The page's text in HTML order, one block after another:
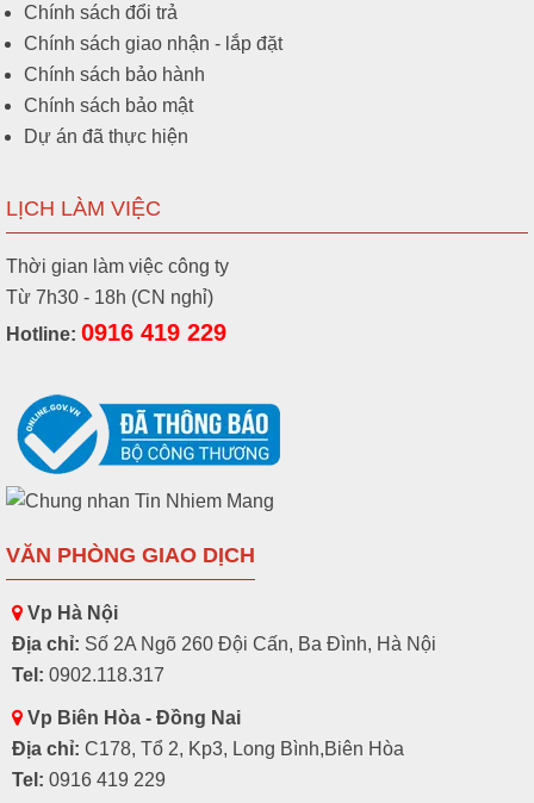
Chính sách đổi trả
Chính sách giao nhận - lắp đặt
Chính sách bảo hành
Chính sách bảo mật
Dự án đã thực hiện
LỊCH LÀM VIỆC
Thời gian làm việc công ty
Từ 7h30 - 18h (CN nghỉ)
Hotline: 0916 419 229
VĂN PHÒNG GIAO DỊCH
Vp Hà Nội
Địa chỉ: Số 2A Ngõ 260 Đội Cấn, Ba Đình, Hà Nội
Tel: 0902.118.317
Vp Biên Hòa - Đồng Nai
Địa chỉ: C178, Tổ 2, Kp3, Long Bình,Biên Hòa
Tel: 0916 419 229